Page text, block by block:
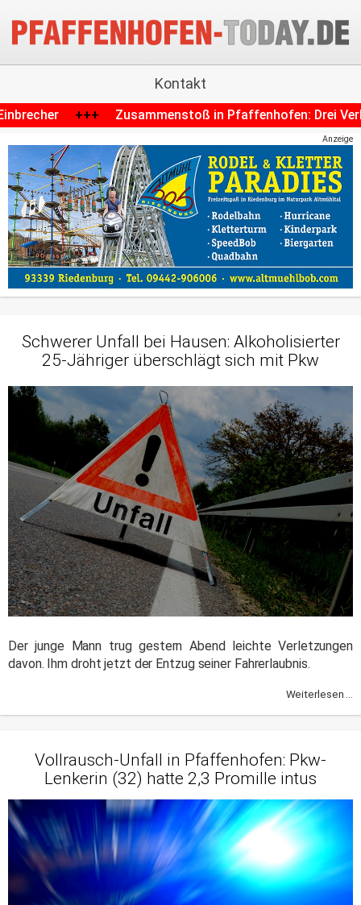
Kontakt
in Pfaffenhofen: Drei Verletzte und zwei demolierte
Anzeige
Schwerer Unfall bei Hausen: Alkoholisierter
25-Jähriger überschlägt sich mit Pkw
Der junge Mann trug gestern Abend leichte Verletzungen
davon. Ihm droht jetzt der Entzug seiner Fahrerlaubnis.
Weiterlesen ...
Vollrausch-Unfall in Pfaffenhofen: Pkw-
Lenkerin (32) hatte 2,3 Promille intus